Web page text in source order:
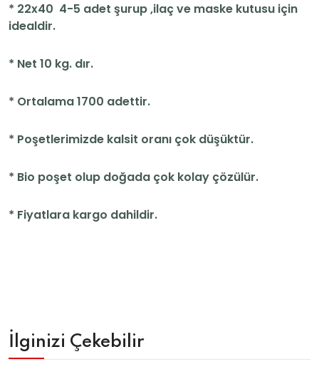
* 22x40 4-5 adet şurup ,ilaç ve maske kutusu için
idealdir.
* Net 10 kg. dır.
* Ortalama 1700 adettir.
* Poşetlerimizde kalsit oranı çok düşüktür.
* Bio poşet olup doğada çok kolay çözülür.
* Fiyatlara kargo dahildir.
İlginizi Çekebilir